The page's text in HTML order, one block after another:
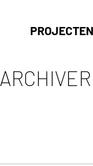
PROJECTEN